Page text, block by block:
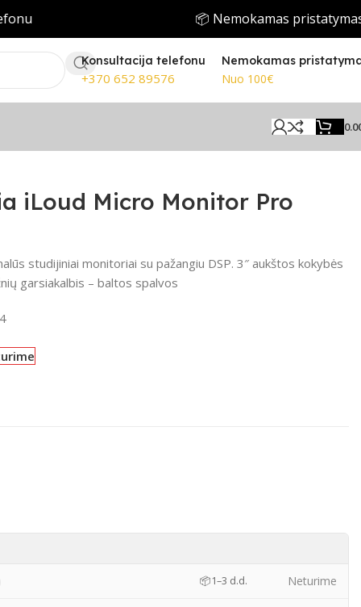
📦 Nemokamas pristatymas
Konsultacija telefonu
+370 652 89576
Nemokamas
Nuo 100€
iLoud Micro Monitor Pro
studijiniai monitoriai su pažangiu DSP. 3″ aukštos kokybės
garsiakalbis – baltos spalvos
📦1–3 d.d. Neturime